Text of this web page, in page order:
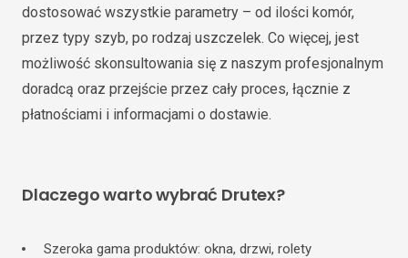
dostosować wszystkie parametry – od ilości komór,
przez typy szyb, po rodzaj uszczelek. Co więcej, jest
możliwość skonsultowania się z naszym profesjonalnym
doradcą oraz przejście przez cały proces, łącznie z
płatnościami i informacjami o dostawie.
Dlaczego warto wybrać Drutex?
Szeroka gama produktów: okna, drzwi, rolety